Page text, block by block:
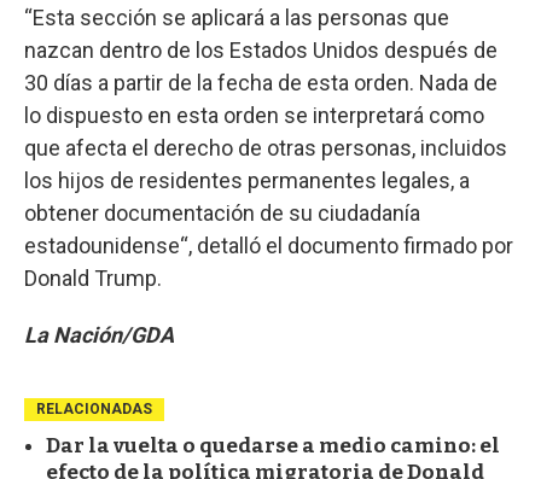
“Esta sección se aplicará a las personas que
nazcan dentro de los Estados Unidos después de
30 días a partir de la fecha de esta orden. Nada de
lo dispuesto en esta orden se interpretará como
que afecta el derecho de otras personas, incluidos
los hijos de residentes permanentes legales, a
obtener documentación de su ciudadanía
estadounidense“, detalló el documento firmado por
Donald Trump.
La Nación/GDA
RELACIONADAS
Dar la vuelta o quedarse a medio camino: el
efecto de la política migratoria de Donald